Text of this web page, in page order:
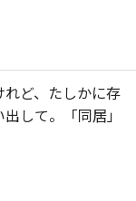
れど、たしかに存
して。「同居」